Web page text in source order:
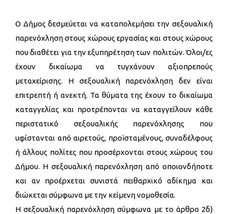
Ο Δήμος δεσμεύεται να καταπολεμήσει την σεξουαλική
παρενόχληση στους χώρους εργασίας και στους χώρους
που διαθέτει για την εξυπηρέτηση των πολιτών. Όλοι/ες
έχουν δικαίωμα να τυγχάνουν αξιοπρεπούς
μεταχείρισης. Η σεξουαλική παρενόχληση δεν είναι
επιτρεπτή ή ανεκτή. Τα θύματα της έχουν το δικαίωμα
καταγγελίας και προτρέπονται να καταγγείλουν κάθε
περιστατικό σεξουαλικής παρενόχλησης που
υφίστανται από αιρετούς, προϊσταμένους, συναδέλφους
ή άλλους πολίτες που προσέρχονται στους χώρους του
Δήμου. Η σεξουαλική παρενόχληση από οποιονδήποτε
και αν προέρχεται συνιστά πειθαρχικό αδίκημα και
διώκεται σύμφωνα με την κείμενη νομοθεσία.
Η σεξουαλική παρενόχληση σύμφωνα με το άρθρο 2δ)